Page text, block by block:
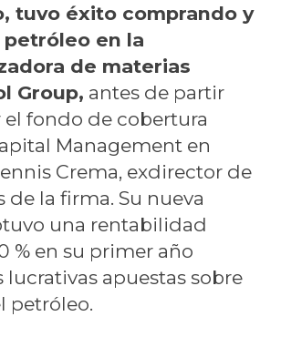
tuvo éxito comprando y
en la
de materias
Group, antes de partir
el fondo de cobertura
Management en
Crema, exdirector de
de la firma. Su nueva
una rentabilidad
% en su primer año
lucrativas apuestas sobre
petróleo.